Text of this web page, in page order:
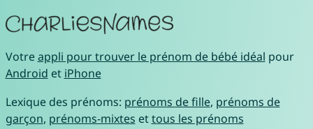
Votreappli pour trouver le prénom de bébé idéal pour
Android et iPhone
Lexique des prénoms: prénoms de fille, prénoms de
garçon, prénoms-mixtes ettous les prénoms